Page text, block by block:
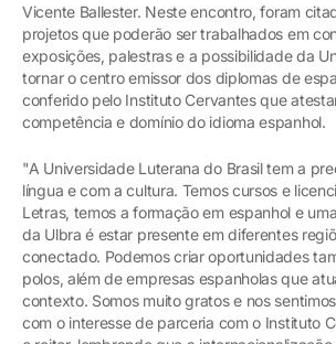
Vicente Ballester. Neste encontro, foram
projetos que poderão ser trabalhados em
exposições, palestras e a possibilidade da
tornar o centro emissor dos diplomas de
conferido pelo Instituto Cervantes que
competência e domínio do idioma espanhol.
"A Universidade Luterana do Brasil tem a
língua e com a cultura. Temos cursos e
Letras, temos a formação em espanhol e
da Ulbra é estar presente em diferentes
conectado. Podemos criar oportunidades
polos, além de empresas espanholas que
contexto. Somos muito gratos e nos
com o interesse de parceria com o Instituto